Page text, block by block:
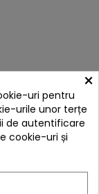
×
uri pentru
urile unor terțe
de autentificare
cookie-uri și